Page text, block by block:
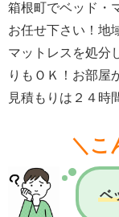
箱根町でベッド・
お任せ下さい！地
マットレスを処分
りもＯＫ！お部屋
見積もりは２４時
＼こ
ベ